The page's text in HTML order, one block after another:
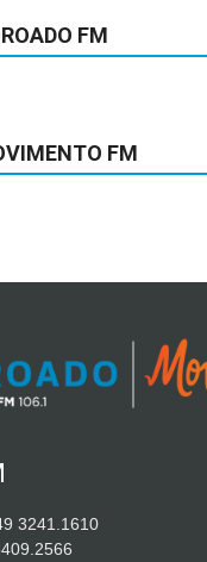
FM
FM
3241.1610